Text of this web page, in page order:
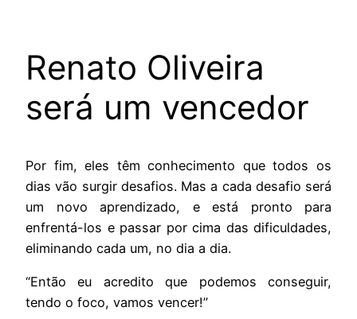
Renato Oliveira
será um vencedor
Por fim, eles têm conhecimento que todos os
dias vão surgir desafios. Mas a cada desafio será
um novo aprendizado, e está pronto para
enfrentá-los e passar por cima das dificuldades,
eliminando cada um, no dia a dia.
“Então eu acredito que podemos conseguir,
tendo o foco, vamos vencer!”